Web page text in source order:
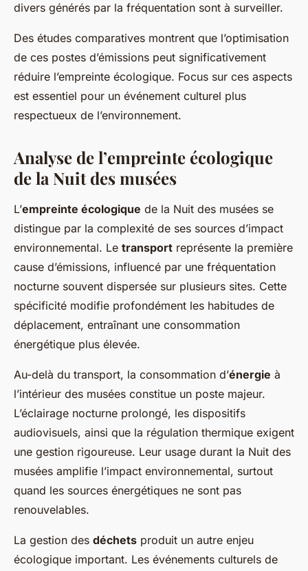
divers générés par la fréquentation sont à surveiller.
Des études comparatives montrent que l’optimisation
de ces postes d’émissions peut significativement
réduire l’empreinte écologique. Focus sur ces aspects
est essentiel pour un événement culturel plus
respectueux de l’environnement.
Analyse de l’empreinte écologique
de la Nuit des musées
L’empreinte écologique de la Nuit des musées se
distingue par la complexité de ses sources d’impact
environnemental. Le transport représente la première
cause d’émissions, influencé par une fréquentation
nocturne souvent dispersée sur plusieurs sites. Cette
spécificité modifie profondément les habitudes de
déplacement, entraînant une consommation
énergétique plus élevée.
Au-delà du transport, la consommation d’énergie à
l’intérieur des musées constitue un poste majeur.
L’éclairage nocturne prolongé, les dispositifs
audiovisuels, ainsi que la régulation thermique exigent
une gestion rigoureuse. Leur usage durant la Nuit des
musées amplifie l’impact environnemental, surtout
quand les sources énergétiques ne sont pas
renouvelables.
La gestion des déchets produit un autre enjeu
écologique important. Les événements culturels de